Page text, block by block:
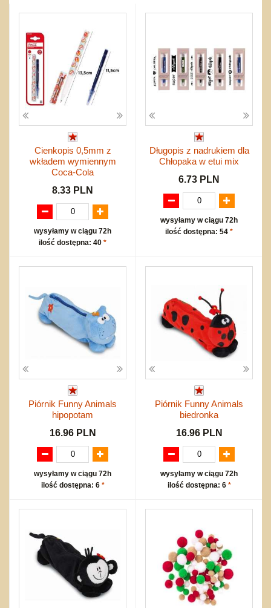
Dźwiekowe
Bajkowe
Inne
Maty do zabawy
Do rozkręcania
Bąki
Pojazdy
Inne
Inne do koszykówki
Nowości
Wyprzedaż
Promocje
Start
Zakupy hurtowe
Koszty przesyłki
Regulamin
Kontakt
Cienkopis 0,5mm z
wkładem wymiennym
Coca-Cola
8.33 PLN
wysyłamy w ciągu 72h
ilość dostępna: 40 *
Długopis z nadrukiem dla
Chłopaka w etui mix
6.73 PLN
wysyłamy w ciągu 72h
ilość dostępna: 54 *
Piórnik Funny Animals
hipopotam
16.96 PLN
wysyłamy w ciągu 72h
ilość dostępna: 6 *
Piórnik Funny Animals
biedronka
16.96 PLN
wysyłamy w ciągu 72h
ilość dostępna: 6 *